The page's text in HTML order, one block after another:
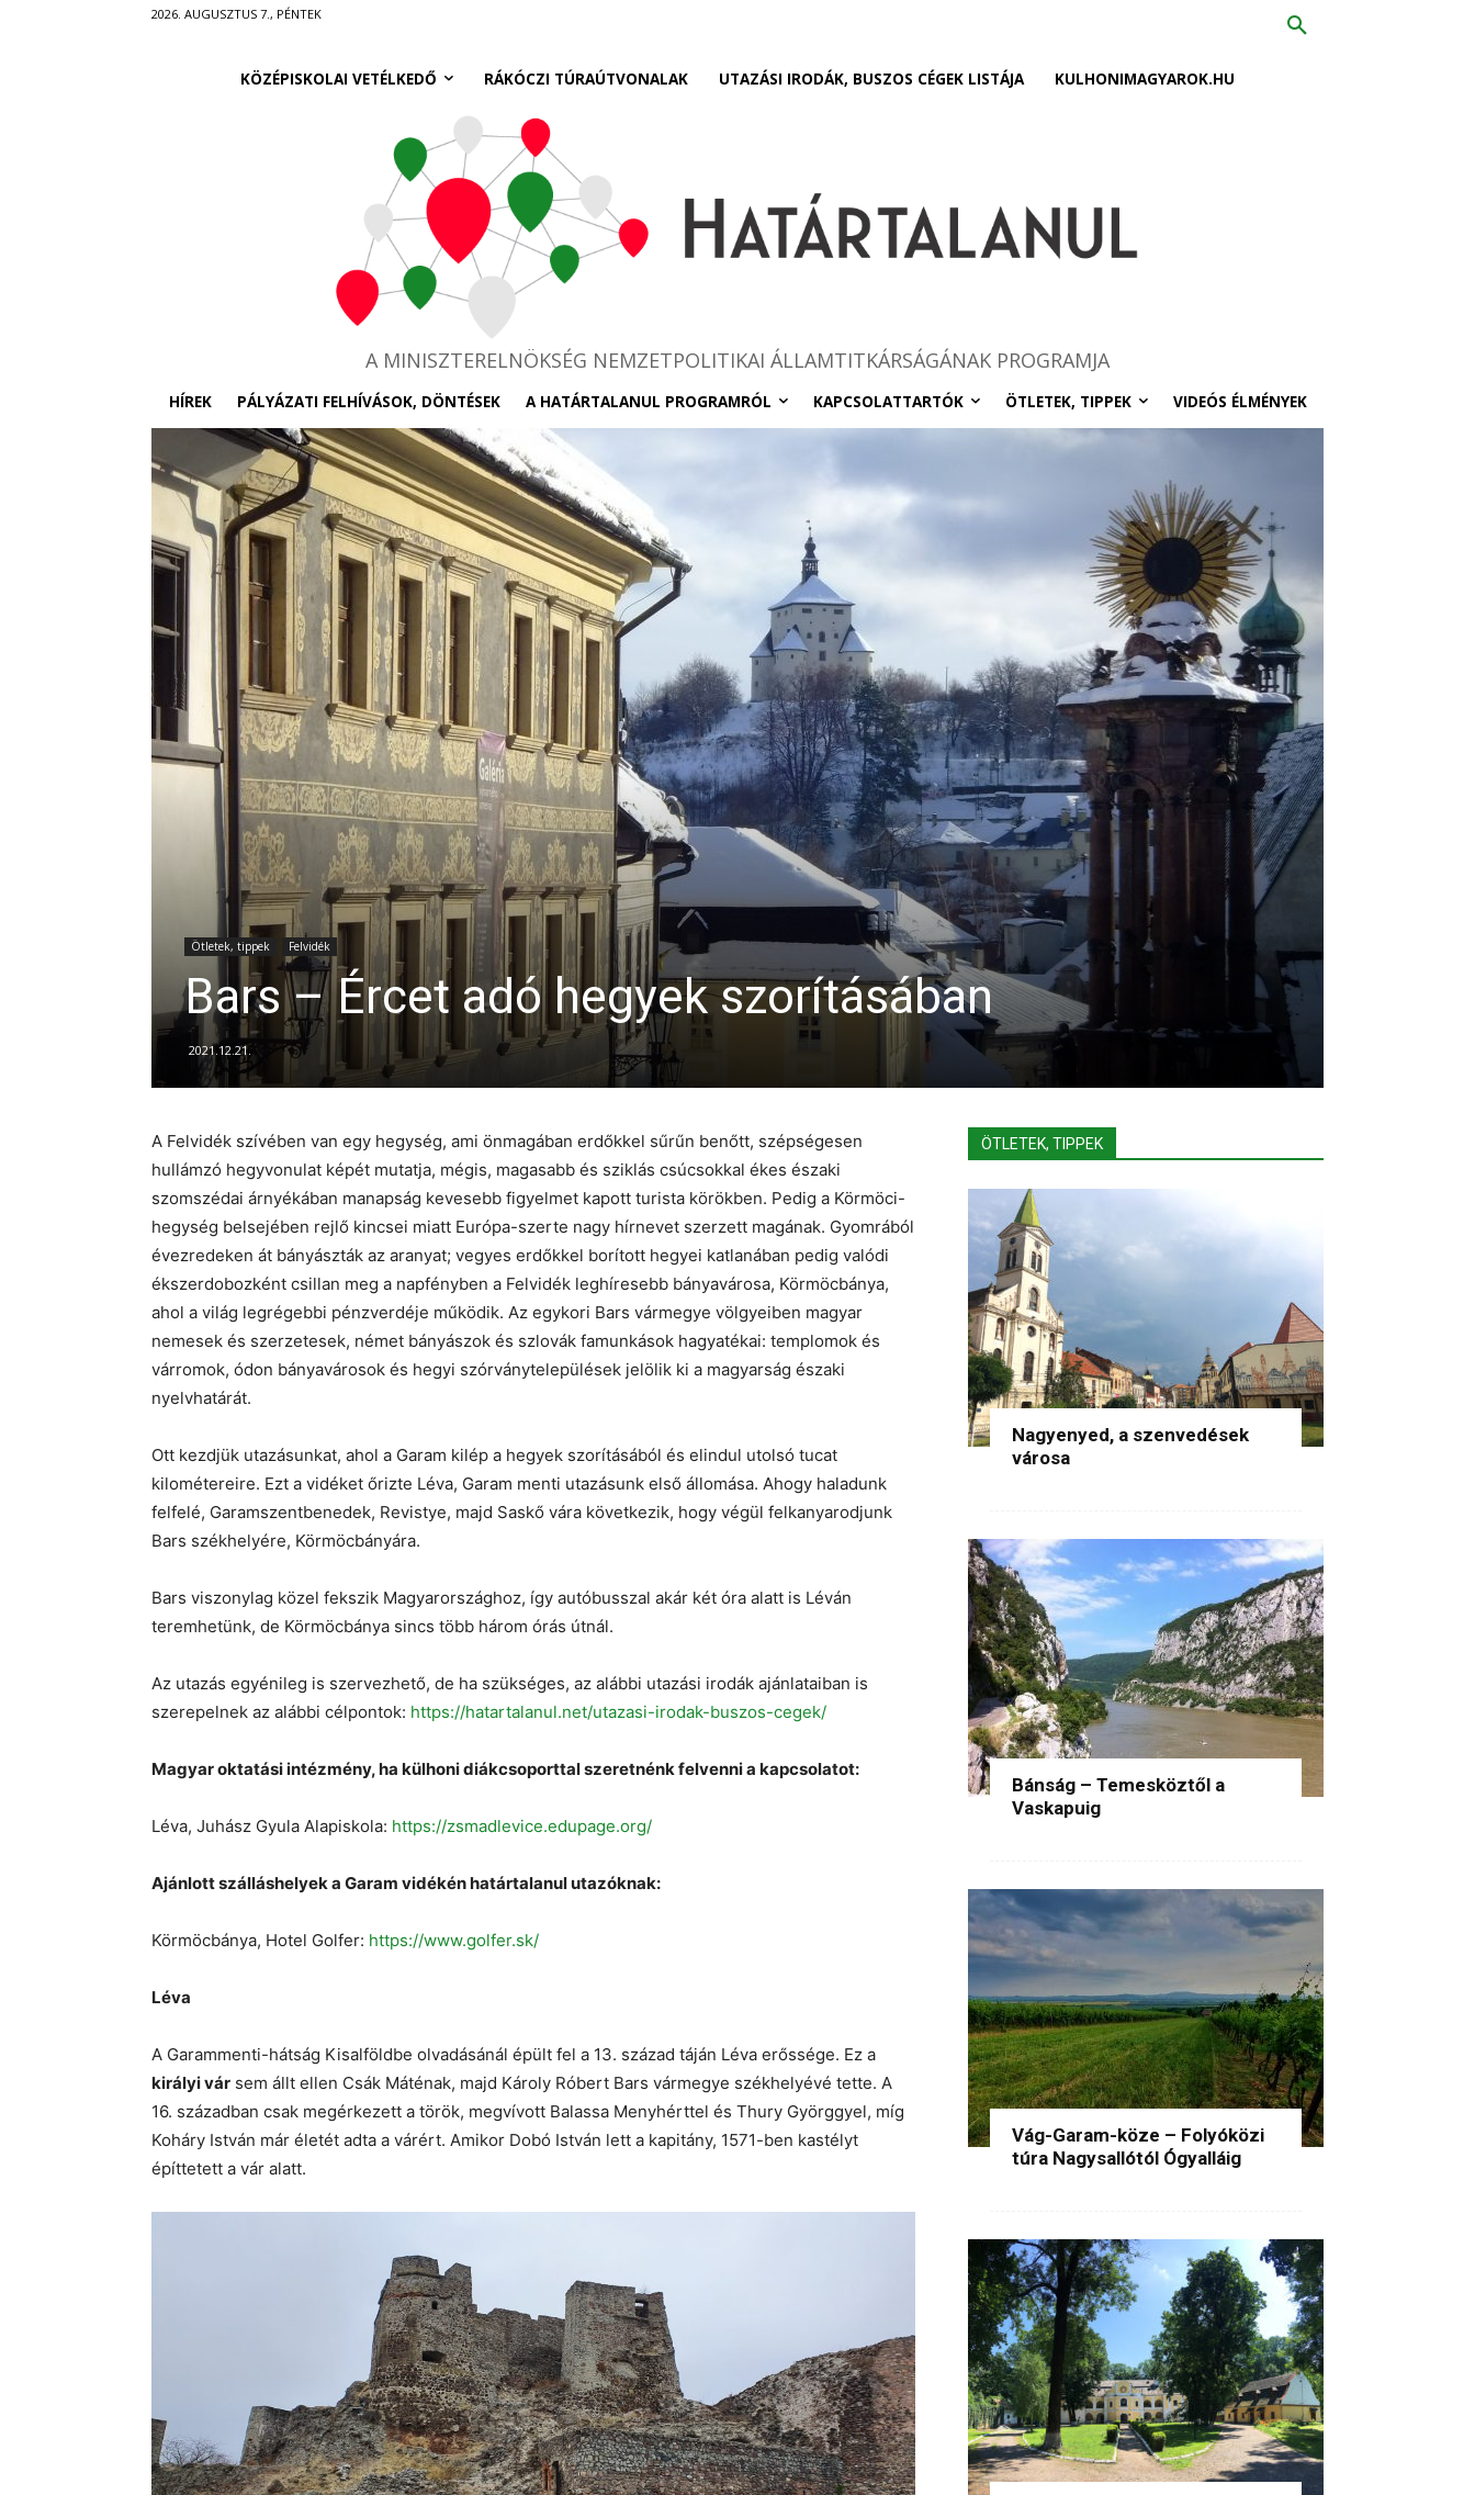
2026. AUGUSZTUS 7., PÉNTEK
KÖZÉPISKOLAI VETÉLKEDŐ RÁKÓCZI TÚRAÚTVONALAK UTAZÁSI IRODÁK, BUSZOS CÉGEK LISTÁJA KULHONIMAGYAROK.HU
A MINISZTERELNÖKSÉG NEMZETPOLITIKAI ÁLLAMTITKÁRSÁGÁNAK PROGRAMJA
HÍREK PÁLYÁZATI FELHÍVÁSOK, DÖNTÉSEK A HATÁRTALANUL PROGRAMRÓL KAPCSOLATTARTÓK ÖTLETEK, TIPPEK VIDEÓS ÉLMÉNYEK
Ötletek, tippek Felvidék
Bars – Ércet adó hegyek szorításában
2021.12.21.
A Felvidék szívében van egy hegység, ami önmagában erdőkkel sűrűn benőtt, szépségesen
hullámzó hegyvonulat képét mutatja, mégis, magasabb és sziklás csúcsokkal ékes északi
szomszédai árnyékában manapság kevesebb figyelmet kapott turista körökben. Pedig a Körmöci-
hegység belsejében rejlő kincsei miatt Európa-szerte nagy hírnevet szerzett magának. Gyomrából
évezredeken át bányászták az aranyat; vegyes erdőkkel borított hegyei katlanában pedig valódi
ékszerdobozként csillan meg a napfényben a Felvidék leghíresebb bányavárosa, Körmöcbánya,
ahol a világ legrégebbi pénzverdéje működik. Az egykori Bars vármegye völgyeiben magyar
nemesek és szerzetesek, német bányászok és szlovák famunkások hagyatékai: templomok és
várromok, ódon bányavárosok és hegyi szórványtelepülések jelölik ki a magyarság északi
nyelvhatárát.
Ott kezdjük utazásunkat, ahol a Garam kilép a hegyek szorításából és elindul utolsó tucat
kilométereire. Ezt a vidéket őrizte Léva, Garam menti utazásunk első állomása. Ahogy haladunk
felfelé, Garamszentbenedek, Revistye, majd Saskő vára következik, hogy végül felkanyarodjunk
Bars székhelyére, Körmöcbányára.
Bars viszonylag közel fekszik Magyarországhoz, így autóbusszal akár két óra alatt is Léván
teremhetünk, de Körmöcbánya sincs több három órás útnál.
Az utazás egyénileg is szervezhető, de ha szükséges, az alábbi utazási irodák ajánlataiban is
szerepelnek az alábbi célpontok: https://hatartalanul.net/utazasi-irodak-buszos-cegek/
Magyar oktatási intézmény, ha külhoni diákcsoporttal szeretnénk felvenni a kapcsolatot:
Léva, Juhász Gyula Alapiskola: https://zsmadlevice.edupage.org/
Ajánlott szálláshelyek a Garam vidékén határtalanul utazóknak:
Körmöcbánya, Hotel Golfer: https://www.golfer.sk/
Léva
A Garammenti-hátság Kisalföldbe olvadásánál épült fel a 13. század táján Léva erőssége. Ez a
királyi vár sem állt ellen Csák Máténak, majd Károly Róbert Bars vármegye székhelyévé tette. A
16. században csak megérkezett a török, megvívott Balassa Menyhérttel és Thury Györggyel, míg
Koháry István már életét adta a várért. Amikor Dobó István lett a kapitány, 1571-ben kastélyt
építtetett a vár alatt.
ÖTLETEK, TIPPEK
Nagyenyed, a szenvedések
városa
Bánság – Temesköztől a
Vaskapuig
Vág-Garam-köze – Folyóközi
túra Nagysallótól Ógyalláig